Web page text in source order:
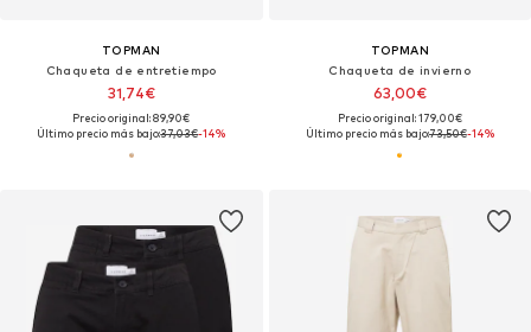
TOPMAN
Chaqueta de entretiempo
31,74€
Precio original: 89,90€
Último precio más bajo:37,03€-14%
TOPMAN
Chaqueta de invierno
63,00€
Precio original: 179,00€
Último precio más bajo:73,50€-14%